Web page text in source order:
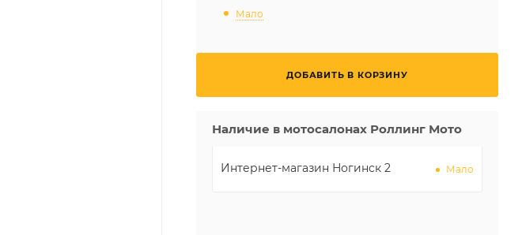
Мало
ДОБАВИТЬ В КОРЗИНУ
Наличие в мотосалонах Роллинг Мото
Интернет-магазин Ногинск 2 Мало